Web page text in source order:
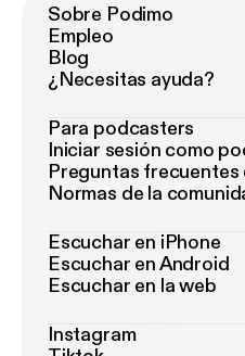
Sobre Podimo
Empleo
Blog
¿Necesitas ayuda?
Para podcasters
Iniciar sesión como
Preguntas
Normas de la
Escuchar en iPhone
Escuchar en Android
Escuchar en la web
Instagram